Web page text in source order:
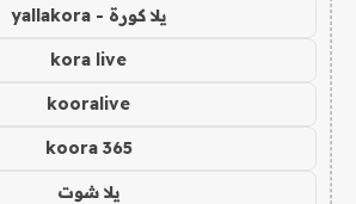
يلا كورة - yallakora
kora live
kooralive
koora 365
يلا شوت